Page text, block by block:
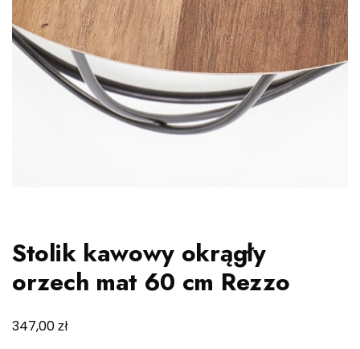
Stolik kawowy okrągły
orzech mat 60 cm Rezzo
347,00zł